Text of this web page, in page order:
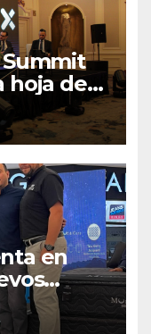
hoja de
en
de
y